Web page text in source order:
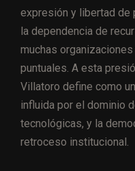
expresión y libertad de
la dependencia de
muchas
puntuales. A esta
Villatoro define como
influida por el dominio
tecnológicas, y la
retroceso institucional.